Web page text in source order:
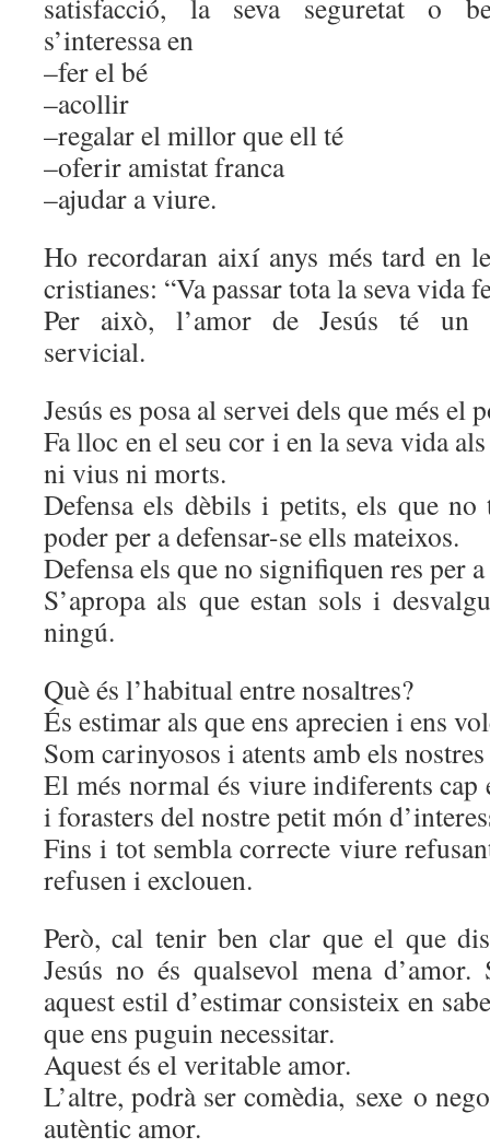
satisfacció, la seva seguretat o
s’interessa en
–fer el bé
–acollir
–regalar el millor que ell té
–oferir amistat franca
–ajudar a viure.
Ho recordaran així anys més tard en
cristianes: “Va passar tota la seva vida
Per això, l’amor de Jesús té un
servicial.
Jesús es posa al servei dels que més el
Fa lloc en el seu cor i en la seva vida
ni vius ni morts.
Defensa els dèbils i petits, els que
poder per a defensar-se ells mateixos.
Defensa els que no signifiquen res per
S’apropa als que estan sols i
ningú.
Què és l’habitual entre nosaltres?
És estimar als que ens aprecien i ens
Som carinyosos i atents amb els
El més normal és viure indiferents cap
i forasters del nostre petit món
Fins i tot sembla correcte viure
refusen i exclouen.
Però, cal tenir ben clar que el que
Jesús no és qualsevol mena d’amor.
aquest estil d’estimar consisteix en
que ens puguin necessitar.
Aquest és el veritable amor.
L’altre, podrà ser comèdia, sexe o
autèntic amor.